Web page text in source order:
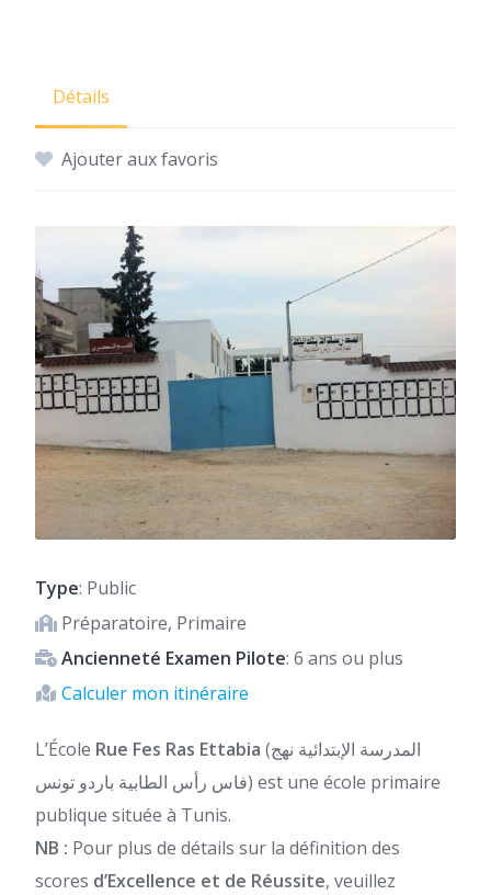
Détails
Ajouter aux favoris
Type: Public
Préparatoire, Primaire
Ancienneté Examen Pilote: 6 ans ou plus
Calculer mon itinéraire
L’École Rue Fes Ras Ettabia (المدرسة الإبتدائية نهج
فاس رأس الطابية باردو تونس) est une école primaire
publique située à Tunis.
NB : Pour plus de détails sur la définition des
scores d’Excellence et de Réussite, veuillez